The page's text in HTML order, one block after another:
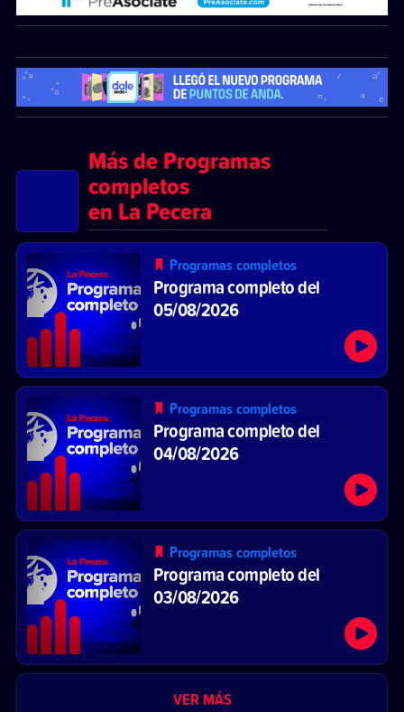
Más de Programas
completos
en La Pecera
Programas completos
Programa completo del
05/08/2026
Programas completos
Programa completo del
04/08/2026
Programas completos
Programa completo del
03/08/2026
VER MÁS